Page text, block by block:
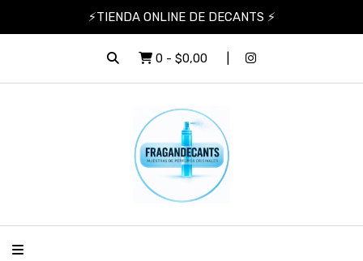
⚡TIENDA ONLINE DE DECANTS ⚡
0 - $0,00